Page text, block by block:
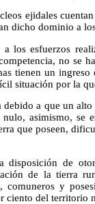
ejidales
dicho dominio a
a los esfuerzos
no se
tienen un
situación por la
debido a que un
nulo, asimismo, se
que poseen,
de
de la tierra
comuneros y
ciento del territorio